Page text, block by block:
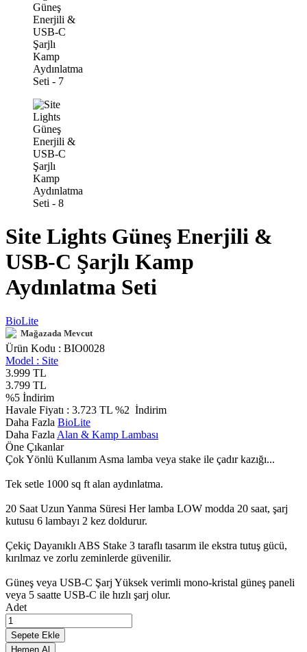
Site Lights Güneş Enerjili &
USB-C Şarjlı Kamp
Aydınlatma Seti
BioLite
Mağazada Mevcut
Ürün Kodu : BIO0028
Model : Site
3.999 TL
3.799 TL
%5 İndirim
Havale Fiyatı : 3.723 TL %2 İndirim
Daha Fazla BioLite
Daha Fazla Alan & Kamp Lambası
Öne Çıkanlar
Çok Yönlü Kullanım Asma lamba veya stake ile çadır kazığı...
Tek setle 1000 sq ft alan aydınlatma.
20 Saat Uzun Yanma Süresi Her lamba LOW modda 20 saat, şarj
kutusu 6 lambayı 2 kez doldurur.
Çekiç Dayanıklı ABS Stake 3 taraflı tasarım ile ekstra tutuş gücü,
kırılmaz ve zorlu zeminlerde güvenilir.
Güneş veya USB-C Şarj Yüksek verimli mono-kristal güneş paneli
veya 5 saatte USB-C ile hızlı şarj olur.
Adet
Sepete Ekle
Hemen Al